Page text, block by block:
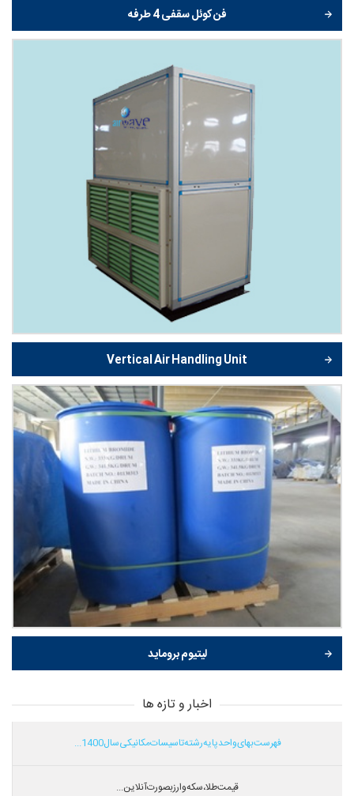
فن کوئل سقفی 4 طرفه
Vertical Air Handling Unit
لیتیوم بروماید
اخبار و تازه ها
فهرست بهای واحد پایه رشته تاسیسات مکانیکی سال 1400...
قیمت طلا،سکه و ارز بصورت آنلاین...